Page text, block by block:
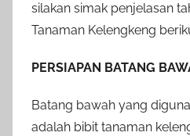
silakan simak penjelasan
Tanaman Kelengkeng
PERSIAPAN BATANG
Batang bawah yang
adalah bibit tanaman